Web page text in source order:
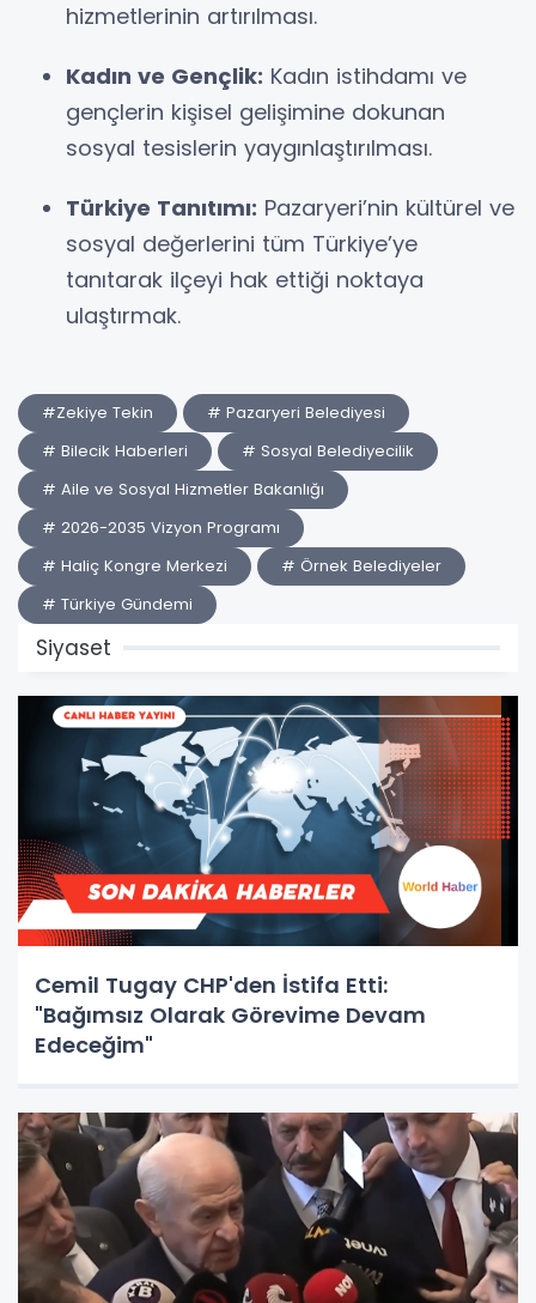
hizmetlerinin artırılması.
Kadın ve Gençlik: Kadın istihdamı ve
gençlerin kişisel gelişimine dokunan
sosyal tesislerin yaygınlaştırılması.
Türkiye Tanıtımı: Pazaryeri’nin kültürel ve
sosyal değerlerini tüm Türkiye’ye
tanıtarak ilçeyi hak ettiği noktaya
ulaştırmak.
#Zekiye Tekin
# Pazaryeri Belediyesi
# Bilecik Haberleri
# Sosyal Belediyecilik
# Aile ve Sosyal Hizmetler Bakanlığı
# 2026-2035 Vizyon Programı
# Haliç Kongre Merkezi
# Örnek Belediyeler
# Türkiye Gündemi
Siyaset
Cemil Tugay CHP'den İstifa Etti:
"Bağımsız Olarak Görevime Devam
Edeceğim"